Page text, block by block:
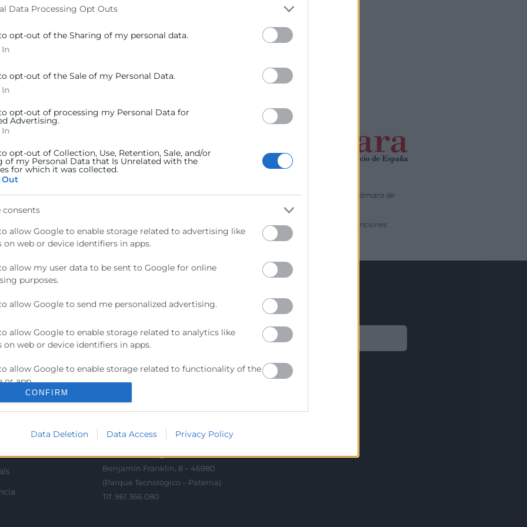
Data Processing Opt Outs
opt-out of the Sharing of my personal data.
opt-out of the Sale of my Personal Data.
opt-out of processing my Personal Data for
Advertising.
opt-out of Collection, Use, Retention, Sale, and/or
of my Personal Data that Is Unrelated with the
for which it was collected.
consents
allow Google to enable storage related to advertising like
on web or device identifiers in apps.
allow my user data to be sent to Google for online
purposes.
allow Google to send me personalized advertising.
allow Google to enable storage related to analytics like
on web or device identifiers in apps.
allow Google to enable storage related to functionality of the
or app.
allow Google to enable storage related to personalization.
to allow Google to enable storage related to security, including
CONFIRM
Data Deletion Data Access Privacy Policy
los solicitantes hayan podido recibir por vías distintas a esta convocatoria oficial o a través de la Cámara de
de la presente convocatoria y no colabora con empresas externas para la gestión de las subvenciones
Contacto
Sede Central
C/Poeta Querol 15 – 46002
València
Tlf. 963 103 900
Escuela de Negocios
Benjamín Franklin, 8 – 46980
(Parque Tecnológico – Paterna)
Tlf. 961 366 080
Aviso legal